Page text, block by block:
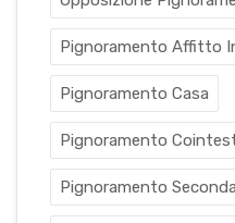
Pignoramento Affitto
Pignoramento Casa
Pignoramento
Pignoramento